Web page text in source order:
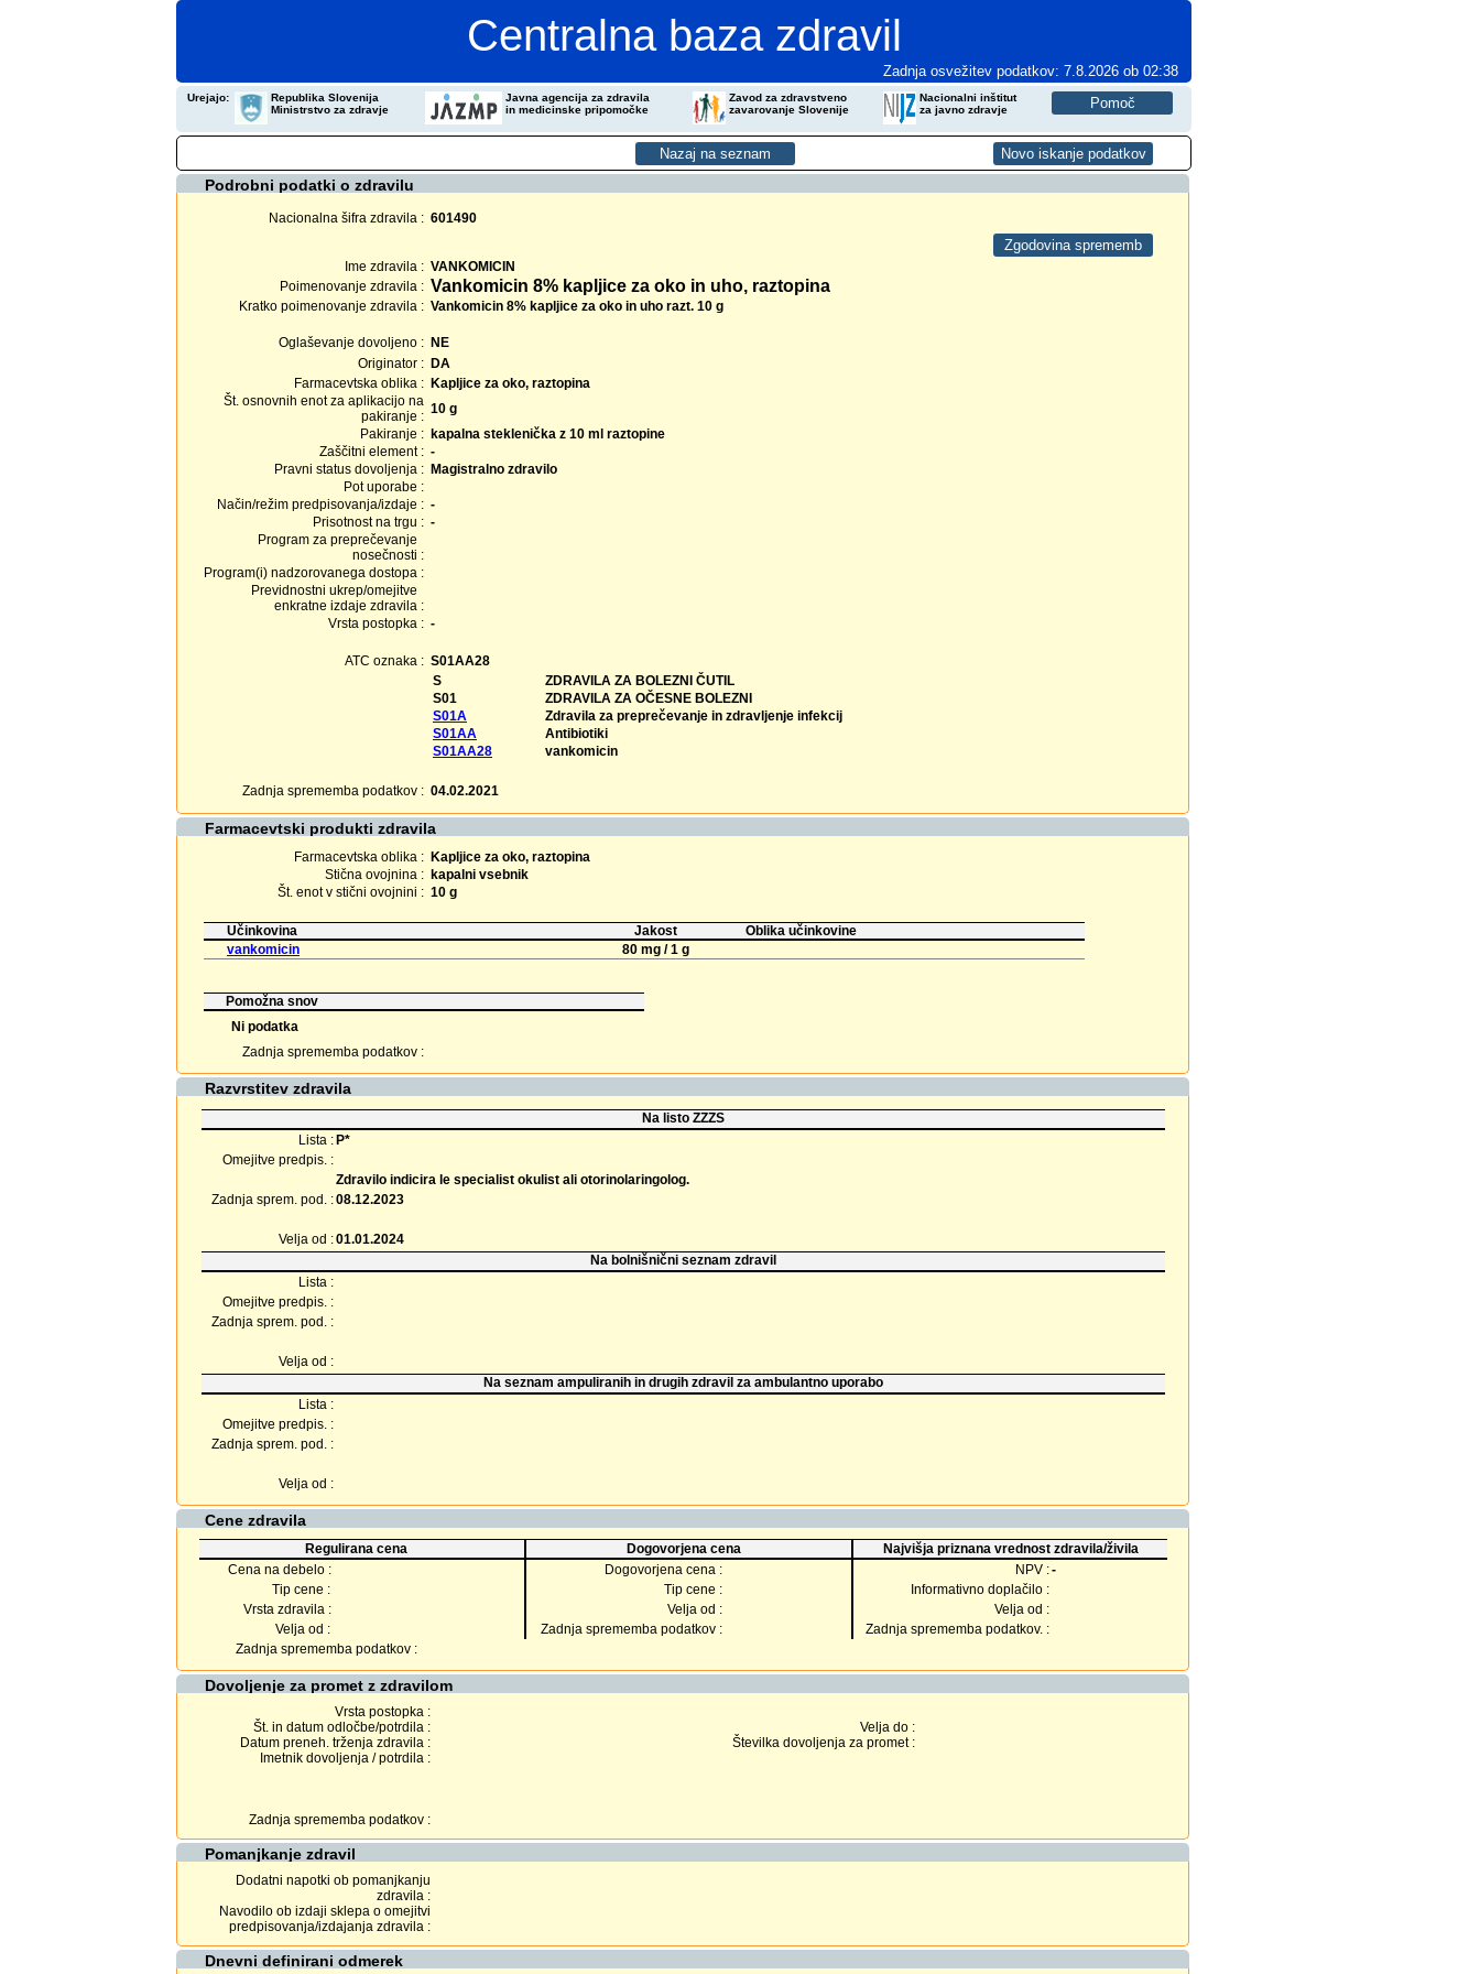
Centralna baza zdravil
Zadnja osvežitev podatkov: 7.8.2026 ob 02:38
Urejajo:
Republika Slovenija
Ministrstvo za zdravje
Javna agencija za zdravila
in medicinske pripomočke
Zavod za zdravstveno
zavarovanje Slovenije
Nacionalni inštitut
za javno zdravje
Podrobni podatki o zdravilu
Nacionalna šifra zdravila : 601490
Ime zdravila : VANKOMICIN
Poimenovanje zdravila : Vankomicin 8% kapljice za oko in uho, raztopina
Kratko poimenovanje zdravila : Vankomicin 8% kapljice za oko in uho razt. 10 g
Oglaševanje dovoljeno : NE
Originator : DA
Farmacevtska oblika : Kapljice za oko, raztopina
Št. osnovnih enot za aplikacijo na
pakiranje : 10 g
Pakiranje : kapalna steklenička z 10 ml raztopine
Zaščitni element : -
Pravni status dovoljenja : Magistralno zdravilo
Pot uporabe :
Način/režim predpisovanja/izdaje : -
Prisotnost na trgu : -
Program za preprečevanje
nosečnosti :
Program(i) nadzorovanega dostopa :
Previdnostni ukrep/omejitve
enkratne izdaje zdravila :
Vrsta postopka : -
ATC oznaka : S01AA28
S
ZDRAVILA ZA BOLEZNI ČUTIL
S01
ZDRAVILA ZA OČESNE BOLEZNI
S01A
Zdravila za preprečevanje in zdravljenje infekcij
S01AA
Antibiotiki
S01AA28
vankomicin
Zadnja sprememba podatkov : 04.02.2021
Farmacevtski produkti zdravila
Farmacevtska oblika : Kapljice za oko, raztopina
Stična ovojnina : kapalni vsebnik
Št. enot v stični ovojnini : 10 g
Učinkovina Jakost
Oblika učinkovine
vankomicin
80 mg / 1 g
Pomožna snov
Ni podatka
Zadnja sprememba podatkov :
Razvrstitev zdravila
Na listo ZZZS
Lista : P*
Omejitve predpis. :
Zdravilo indicira le specialist okulist ali otorinolaringolog.
Zadnja sprem. pod. :08.12.2023
Velja od :01.01.2024
Na bolnišnični seznam zdravil
Lista :
Omejitve predpis. :
Zadnja sprem. pod. :
Velja od :
Na seznam ampuliranih in drugih zdravil za ambulantno uporabo
Lista :
Omejitve predpis. :
Zadnja sprem. pod. :
Velja od :
Cene zdravila
Regulirana cena Dogovorjena cena
Najvišja priznana vrednost zdravila/živila
Cena na debelo :
Dogovorjena cena : NPV :-
Tip cene :
Tip cene :
Informativno doplačilo :
Vrsta zdravila :
Velja od :
Velja od :
Velja od :
Zadnja sprememba podatkov :
Zadnja sprememba podatkov. :
Zadnja sprememba podatkov :
Dovoljenje za promet z zdravilom
Vrsta postopka :
Št. in datum odločbe/potrdila :
Velja do :
Datum preneh. trženja zdravila :
Številka dovoljenja za promet :
Imetnik dovoljenja / potrdila :
Zadnja sprememba podatkov :
Pomanjkanje zdravil
Dodatni napotki ob pomanjkanju
zdravila :
Navodilo ob izdaji sklepa o omejitvi
predpisovanja/izdajanja zdravila :
Dnevni definirani odmerek